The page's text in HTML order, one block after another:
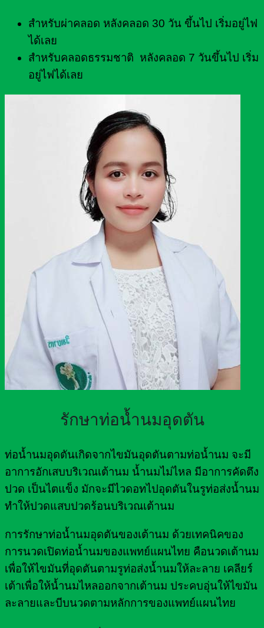
สำหรับผ่าคลอด หลังคลอด 30 วัน ขึ้นไป เริ่มอยู่ไฟ
ได้เลย
สำหรับคลอดธรรมชาติ หลังคลอด 7 วันขึ้นไป เริ่ม
อยู่ไฟได้เลย
รักษาท่อน้ำนมอุดตัน
ท่อน้ำนมอุดตันเกิดจากไขมันอุดตันตามท่อน้ำนม จะมี
อาการอักเสบบริเวณเต้านม น้ำนมไม่ไหล มีอาการคัดตึง
ปวด เป็นไตแข็ง มักจะมีไวดอทไปอุดตันในรูท่อส่งน้ำนม
ทำให้ปวดแสบปวดร้อนบริเวณเต้านม
การรักษาท่อน้ำนมอุดตันของเต้านม ด้วยเทคนิคของ
การนวดเปิดท่อน้ำนมของแพทย์แผนไทย คือนวดเต้านม
เพื่อให้ไขมันที่อุดตันตามรูท่อส่งน้ำนมให้ละลาย เคลียร์
เต้าเพื่อให้น้ำนมไหลออกจากเต้านม ประคบอุ่นให้ไขมัน
ละลายและบีบนวดตามหลักการของแพทย์แผนไทย